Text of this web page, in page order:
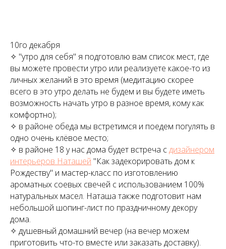
10го декабря
✧ "утро для себя" я подготовлю вам список мест, где
вы можете провести утро или реализуете какое-то из
личных желаний в это время (медитацию скорее
всего в это утро делать не будем и вы будете иметь
возможность начать утро в разное время, кому как
комфортно);
✧ в районе обеда мы встретимся и поедем погулять в
одно очень клёвое место;
✧ в районе 18 у нас дома будет встреча сдизайнером
интерьеров Наташей "Как задекорировать дом к
Рождеству" и мастер-класс по изготовлению
ароматных соевых свечей с использованием 100%
натуральных масел. Наташа также подготовит нам
небольшой шопинг-лист по праздничному декору
дома.
✧ душевный домашний вечер (на вечер можем
приготовить что-то вместе или заказать доставку).